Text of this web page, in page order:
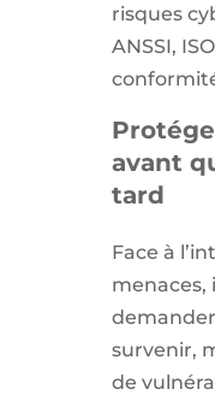
risques
ANSSI,
avant
tard
Face à
menaces,
demander
survenir,
de